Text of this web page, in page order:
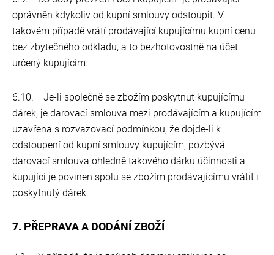
oprávněn kdykoliv od kupní smlouvy odstoupit. V
takovém případě vrátí prodávající kupujícímu kupní cenu
bez zbytečného odkladu, a to bezhotovostně na účet
určený kupujícím.
6.10. Je-li společně se zbožím poskytnut kupujícímu
dárek, je darovací smlouva mezi prodávajícím a kupujícím
uzavřena s rozvazovací podmínkou, že dojde-li k
odstoupení od kupní smlouvy kupujícím, pozbývá
darovací smlouva ohledně takového dárku účinnosti a
kupující je povinen spolu se zbožím prodávajícímu vrátit i
poskytnutý dárek.
7. PŘEPRAVA A DODÁNÍ ZBOŽÍ